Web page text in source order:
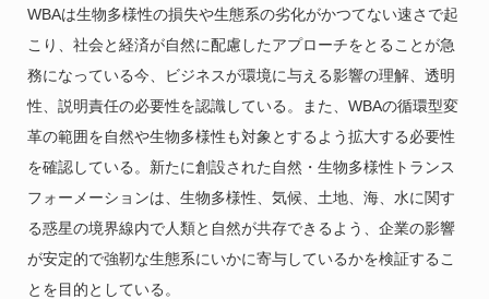
WBAは生物多様性の損失や生態系の劣化がかつてない速さで起
こり、社会と経済が自然に配慮したアプローチをとることが急
務になっている今、ビジネスが環境に与える影響の理解、透明
性、説明責任の必要性を認識している。また、WBAの循環型変
革の範囲を自然や生物多様性も対象とするよう拡大する必要性
を確認している。新たに創設された自然・生物多様性トランス
フォーメーションは、生物多様性、気候、土地、海、水に関す
る惑星の境界線内で人類と自然が共存できるよう、企業の影響
が安定的で強靭な生態系にいかに寄与しているかを検証するこ
とを目的としている。